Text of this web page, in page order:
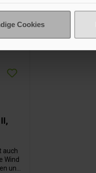
Cookies
auch
Wind
und